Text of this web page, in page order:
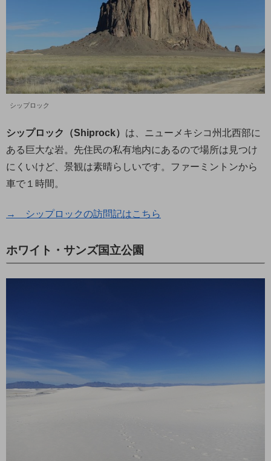
シップロック
シップロック（Shiprock） は、ニューメキシコ州北西部に
ある巨大な岩。先住民の私有地内にあるので場所は見つけ
にくいけど、景観は素晴らしいです。ファーミントンから
車で１時間。
→ シップロックの訪問記はこちら
ホワイト・サンズ国立公園